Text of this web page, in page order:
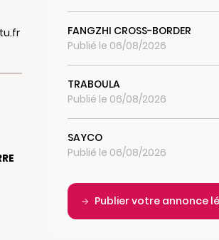
FANGZHI CROSS-BORDER
Publié le 06/08/2026
TRABOULA
Publié le 06/08/2026
SAYCO
Publié le 06/08/2026
Publier votre annonce